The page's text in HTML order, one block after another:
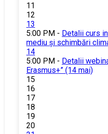
11
12
13
5:00 PM - Detalii curs
mediu și schimbări
14
5:00 PM - Detalii
Erasmus+” (14 mai)
15
16
17
18
19
20